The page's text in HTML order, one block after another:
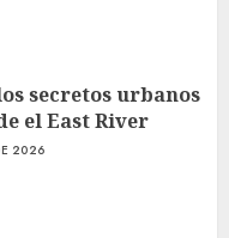
secretos urbanos
el East River
2026